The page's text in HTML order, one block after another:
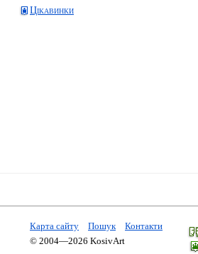
Цікавинки
Карта сайту Пошук
Контакти
© 2004—2026 KosivArt